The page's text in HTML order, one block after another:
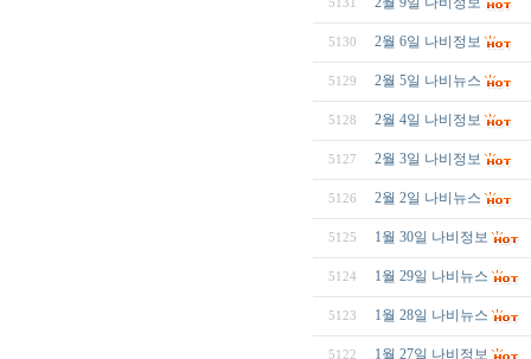
5130 2월 6일 나비정보
5129 2월 5일 나비뉴스
5128 2월 4일 나비정보
5127 2월 3일 나비정보
5126 2월 2일 나비뉴스
5125 1월 30일 나비정보
5124 1월 29일 나비뉴스
5123 1월 28일 나비뉴스
5122 1월 27일 나비정보